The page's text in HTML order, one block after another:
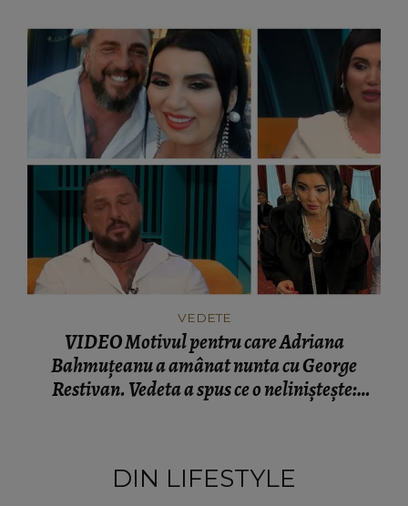
VEDETE
VIDEO Motivul pentru care Adriana
Bahmuțeanu a amânat nunta cu George
Restivan. Vedeta a spus ce o neliniștește:
DIN LIFESTYLE